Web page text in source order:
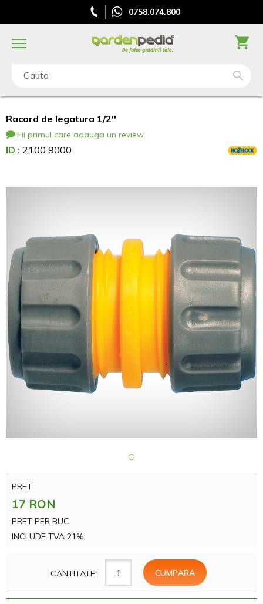
0758.074.800
Cauta
Racord de legatura 1/2''
Fii primul care adauga un review
ID : 2100 9000
PRET
17 RON
PRET PER BUC
INCLUDE TVA 21%
CANTITATE: